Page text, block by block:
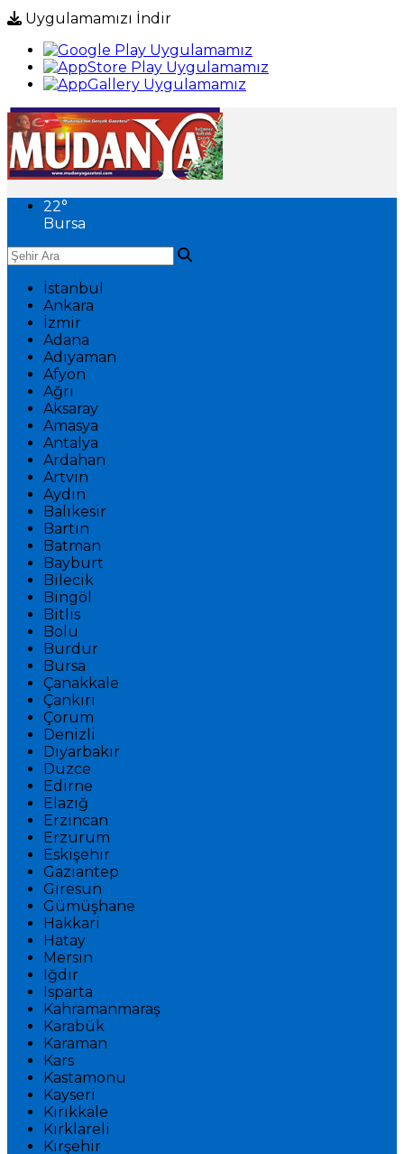
Uygulamamızı İndir
22°
Bursa
İstanbul
Ankara
İzmir
Adana
Adıyaman
Afyon
Ağrı
Aksaray
Amasya
Antalya
Ardahan
Artvin
Aydın
Balıkesir
Bartın
Batman
Bayburt
Bilecik
Bingöl
Bitlis
Bolu
Burdur
Bursa
Çanakkale
Çankırı
Çorum
Denizli
Diyarbakır
Düzce
Edirne
Elazığ
Erzincan
Erzurum
Eskişehir
Gaziantep
Giresun
Gümüşhane
Hakkari
Hatay
Mersin
Iğdır
Isparta
Kahramanmaraş
Karabük
Karaman
Kars
Kastamonu
Kayseri
Kırıkkale
Kırklareli
Kırşehir